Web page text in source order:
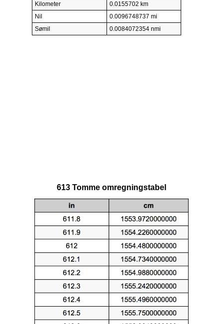
Kilometer
0.0155702 km
Nil
0.0096748737 mi
Sømil
0.0084072354 nmi
613 Tomme omregningstabel